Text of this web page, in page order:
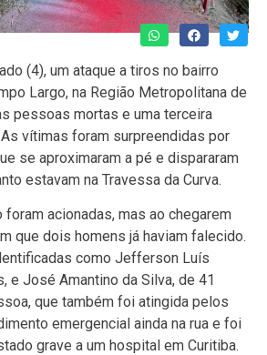
(4), um ataque a tiros no bairro
Largo, na Região Metropolitana de
pessoas mortas e uma terceira
vítimas foram surpreendidas por
se aproximaram a pé e dispararam
estavam na Travessa da Curva.
acionadas, mas ao chegarem
que dois homens já haviam falecido.
como Jefferson Luís
e José Amantino da Silva, de 41
que também foi atingida pelos
emergencial ainda na rua e foi
grave a um hospital em Curitiba.